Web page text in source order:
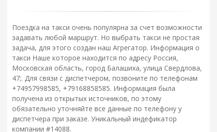
Поездка на такси очень популярна за счет возможности
задавать любой маршрут. Но выбрать такси не простая
задача, для этого создан наш Агрегатор. Информация о
такси Наше которое находится по адресу Россия,
Московская область, город Балашиха, улица Свердлова,
47;. Для связи с диспетчером, позвоните по телефонам
+74957998585, +79168858585. Информация была
получена из открытых источников, по этому
обязательно уточняйте все данные по телефону у
диспетчера при заказе. Уникальный индефикатор
компании #14088.